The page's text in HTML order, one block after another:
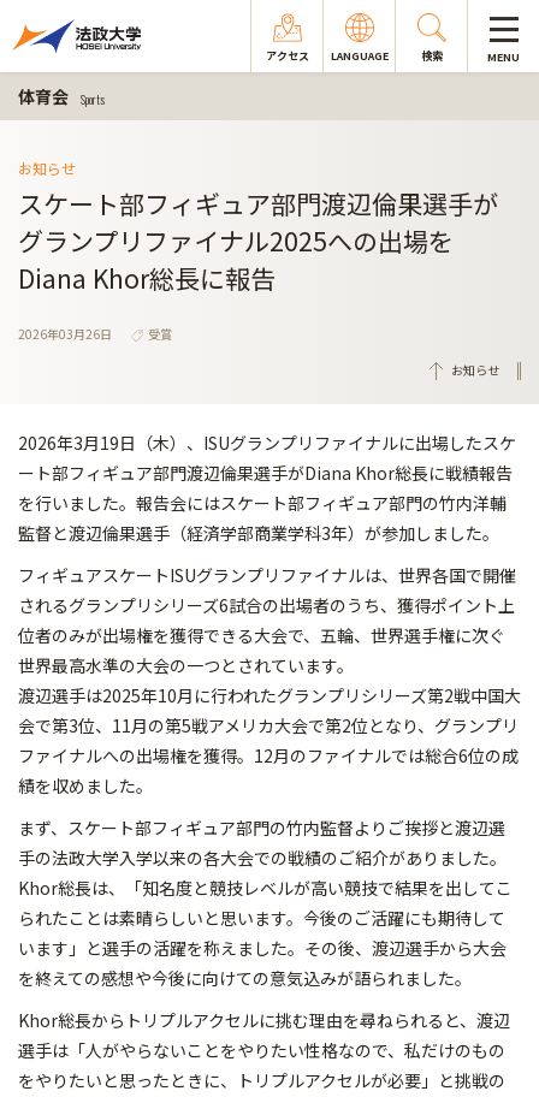
アクセス LANGUAGE 検索 MENU
体育会 Sports
お知らせ
スケート部フィギュア部門渡辺倫果選手が
グランプリファイナル2025への出場を
Diana Khor総長に報告
2026年03月26日
受賞
お知らせ
2026年3月19日（木）、ISUグランプリファイナルに出場したスケ
ート部フィギュア部門渡辺倫果選手がDiana Khor総長に戦績報告
を行いました。報告会にはスケート部フィギュア部門の竹内洋輔
監督と渡辺倫果選手（経済学部商業学科3年）が参加しました。
フィギュアスケートISUグランプリファイナルは、世界各国で開催
されるグランプリシリーズ6試合の出場者のうち、獲得ポイント上
位者のみが出場権を獲得できる大会で、五輪、世界選手権に次ぐ
世界最高水準の大会の一つとされています。
渡辺選手は2025年10月に行われたグランプリシリーズ第2戦中国大
会で第3位、11月の第5戦アメリカ大会で第2位となり、グランプリ
ファイナルへの出場権を獲得。12月のファイナルでは総合6位の成
績を収めました。
まず、スケート部フィギュア部門の竹内監督よりご挨拶と渡辺選
手の法政大学入学以来の各大会での戦績のご紹介がありました。
Khor総長は、「知名度と競技レベルが高い競技で結果を出してこ
られたことは素晴らしいと思います。今後のご活躍にも期待して
います」と選手の活躍を称えました。その後、渡辺選手から大会
を終えての感想や今後に向けての意気込みが語られました。
Khor総長からトリプルアクセルに挑む理由を尋ねられると、渡辺
選手は「人がやらないことをやりたい性格なので、私だけのもの
をやりたいと思ったときに、トリプルアクセルが必要」と挑戦の